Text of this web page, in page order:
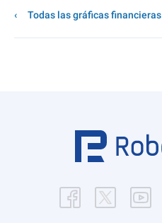
Todas las gráficas financieras